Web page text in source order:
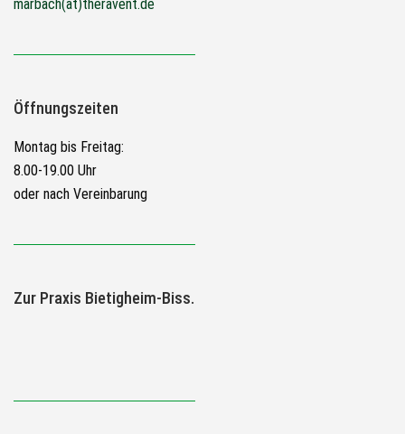
marbach(at)theravent.de
Öffnungszeiten
Montag bis Freitag:
8.00-19.00 Uhr
oder nach Vereinbarung
Zur Praxis Bietigheim-Biss.